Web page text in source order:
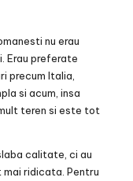
nu erau
Erau preferate
precum Italia,
si acum, insa
teren si este tot
calitate, ci au
ridicata. Pentru